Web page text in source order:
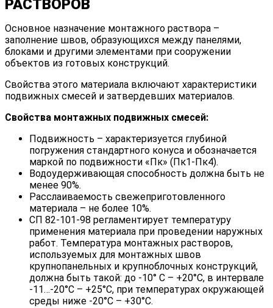
РАСТВОРОВ
Основное назначение монтажного раствора –
заполнение швов, образующихся между панелями,
блоками и другими элементами при сооружении
объектов из готовых конструкций.
Свойства этого материала включают характеристики
подвижных смесей и затвердевших материалов.
Свойства монтажных подвижных смесей:
Подвижность – характеризуется глубиной
погружения стандартного конуса и обозначается
маркой по подвижности «Пк» (Пк1-Пк4).
Водоудерживающая способность должна быть не
менее 90%.
Расслаиваемость свежеприготовленного
материала – не более 10%.
СП 82-101-98 регламентирует температуру
применения материала при проведении наружных
работ. Температура монтажных растворов,
используемых для монтажных швов
крупнопанельных и крупноблочных конструкций,
должна быть такой: до -10° C – +20°C, в интервале
-11…-20°C – +25°C, при температурах окружающей
среды ниже -20°C – +30°C.